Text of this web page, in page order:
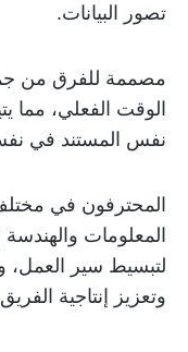
تصور البيانات.
مصممة للفرق من
الوقت الفعلي، مما
نفس المستند في
المحترفون في
المعلومات
لتبسيط سير العمل،
وتعزيز إنتاجية